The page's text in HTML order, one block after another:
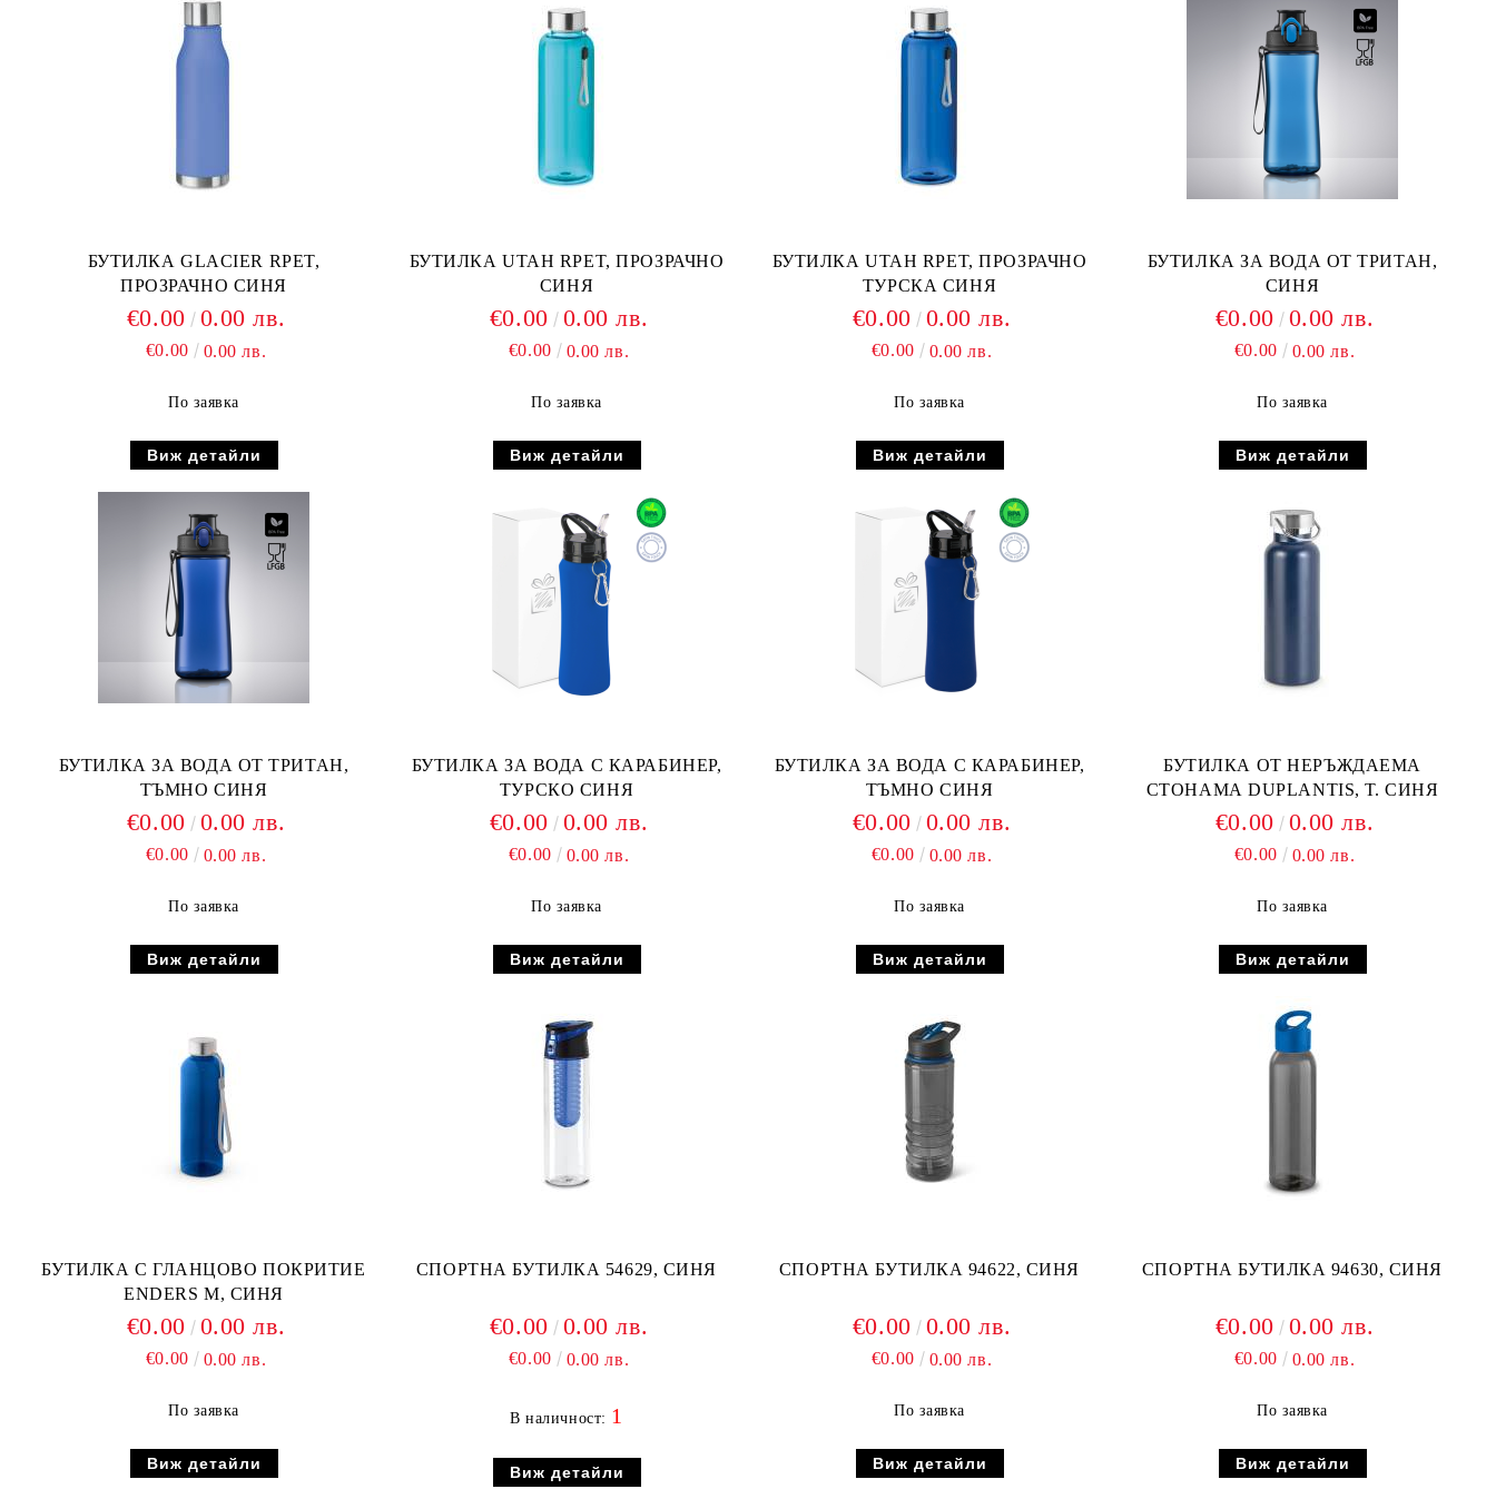
БУТИЛКА GLACIER RPET,
ПРОЗРАЧНО СИНЯ
€0.00 0.00 лв.
€0.00 0.00 лв.
По заявка
Виж детайли
БУТИЛКА UTAH RPET, ПРОЗРАЧНО
СИНЯ
€0.00 0.00 лв.
€0.00 0.00 лв.
По заявка
Виж детайли
БУТИЛКА UTAH RPET, ПРОЗРАЧНО
ТУРСКА СИНЯ
€0.00 0.00 лв.
€0.00 0.00 лв.
По заявка
Виж детайли
БУТИЛКА ЗА ВОДА ОТ ТРИТАН,
СИНЯ
€0.00 0.00 лв.
€0.00 0.00 лв.
По заявка
Виж детайли
БУТИЛКА ЗА ВОДА ОТ ТРИТАН,
ТЪМНО СИНЯ
€0.00 0.00 лв.
€0.00 0.00 лв.
По заявка
Виж детайли
БУТИЛКА ЗА ВОДА С КАРАБИНЕР,
ТУРСКО СИНЯ
€0.00 0.00 лв.
€0.00 0.00 лв.
По заявка
Виж детайли
БУТИЛКА ЗА ВОДА С КАРАБИНЕР,
ТЪМНО СИНЯ
€0.00 0.00 лв.
€0.00 0.00 лв.
По заявка
Виж детайли
БУТИЛКА ОТ НЕРЪЖДАЕМА
СТОНАМА DUPLANTIS, Т. СИНЯ
€0.00 0.00 лв.
€0.00 0.00 лв.
По заявка
Виж детайли
БУТИЛКА С ГЛАНЦОВО ПОКРИТИЕ
ENDERS M, СИНЯ
€0.00 0.00 лв.
€0.00 0.00 лв.
По заявка
Виж детайли
СПОРТНА БУТИЛКА 54629, СИНЯ
€0.00 0.00 лв.
€0.00 0.00 лв.
В наличност: 1
Виж детайли
СПОРТНА БУТИЛКА 94622, СИНЯ
€0.00 0.00 лв.
€0.00 0.00 лв.
По заявка
Виж детайли
СПОРТНА БУТИЛКА 94630, СИНЯ
€0.00 0.00 лв.
€0.00 0.00 лв.
По заявка
Виж детайли